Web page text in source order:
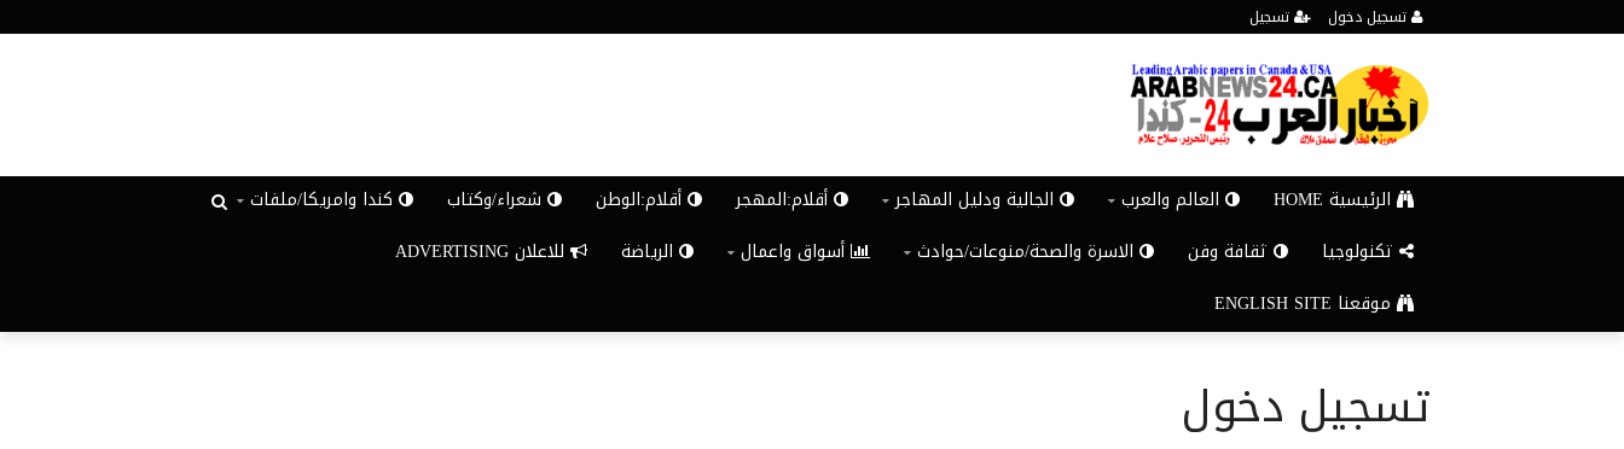
تسجيل دخول تسجيل
الرئيسية HOME العالم والعرب الجالية ودليل المهاجر أقلام:المهجر أقلام:الوطن شعراء/وكتاب
كندا وامريكا/ملفات
تكنولوجيا
ثقافة وفن الاسرة والصحة/منوعات/حوادث أسواق واعمال الرياضة
للاعلان ADVERTISING
موقعنا ENGLISH SITE
تسجيل دخول